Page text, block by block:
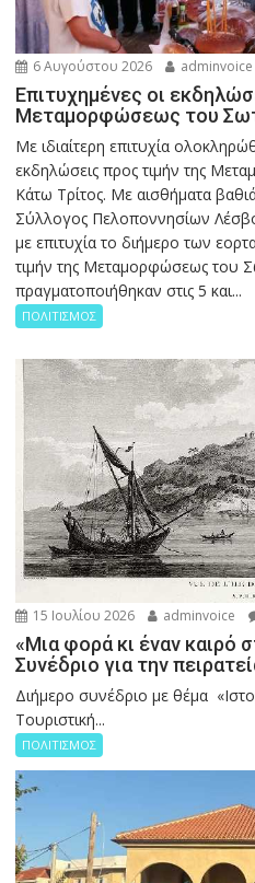
6 Αυγούστου 2026 adminvoice
Επιτυχημένες οι
Μεταμορφώσεως του
Με ιδιαίτερη επιτυχία
εκδηλώσεις προς τιμήν της
Κάτω Τρίτος. Με αισθήματα
Σύλλογος Πελοποννησίων
με επιτυχία το διήμερο των
τιμήν της Μεταμορφώσεως του
πραγματοποιήθηκαν στις 5 και...
ΠΟΛΙΤΙΣΜΟΣ
15 Ιουλίου 2026 adminvoice
«Μια φορά κι έναν καιρό
Συνέδριο για την
Διήμερο συνέδριο με θέμα
Τουριστική...
ΠΟΛΙΤΙΣΜΟΣ